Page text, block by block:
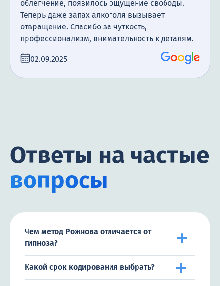
облегчение, появилось ощущение свободы.
Теперь даже запах алкоголя вызывает
отвращение. Спасибо за чуткость,
профессионализм, внимательность к деталям.
02.09.2025
Ответы на частые
вопросы
Чем метод Рожнова отличается от
гипноза?
Какой срок кодирования выбрать?